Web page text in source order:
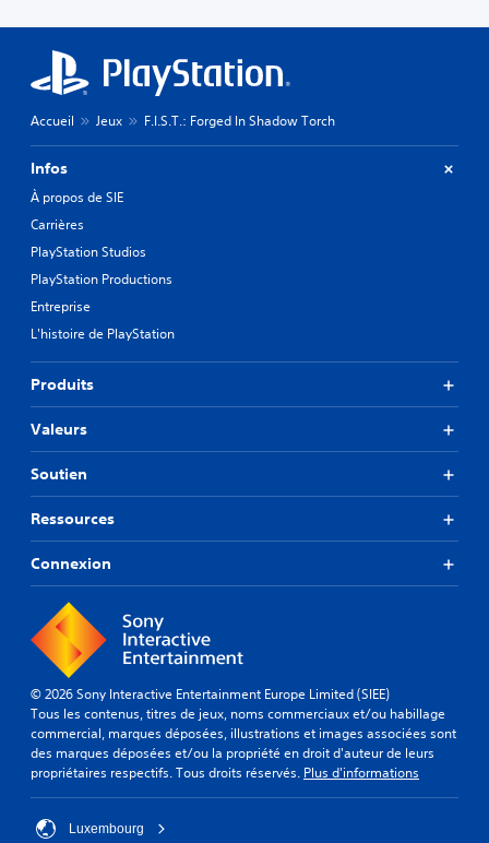
Accueil Jeux F.I.S.T.: Forged In Shadow Torch
Infos
À propos de SIE
Carrières
PlayStation Studios
PlayStation Productions
Entreprise
L'histoire de PlayStation
Produits
Valeurs
Soutien
Ressources
Connexion
© 2026 Sony Interactive Entertainment Europe Limited (SIEE)
Tous les contenus, titres de jeux, noms commerciaux et/ou habillage
commercial, marques déposées, illustrations et images associées sont
des marques déposées et/ou la propriété en droit d'auteur de leurs
propriétaires respectifs. Tous droits réservés. Plus d'informations
Luxembourg